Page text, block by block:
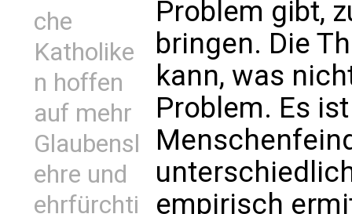
che
Katholike
n hoffen
auf mehr
Glaubensl
ehre und
ehrfürchti
Problem gibt,
bringen. Die
kann, was
Problem. Es
empirisch